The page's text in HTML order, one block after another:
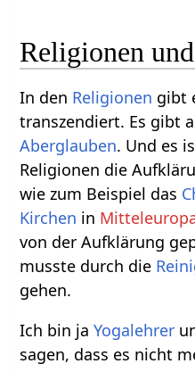
Religionen
In den Religionen gibt
transzendiert. Es gibt
Aberglauben. Und es
Religionen die
wie zum Beispiel das
Kirchen in
von der Aufklärung
musste durch die
gehen.
Ich bin jaYogalehrer
sagen, dass es nicht